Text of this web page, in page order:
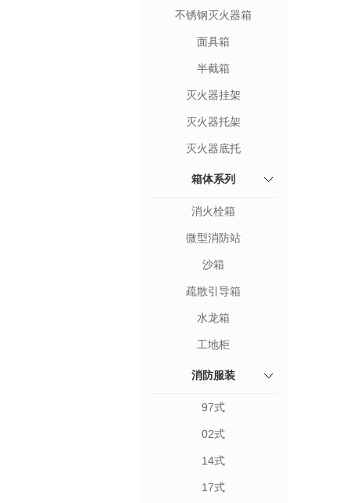
不锈钢灭火器箱
面具箱
半截箱
灭火器挂架
灭火器托架
灭火器底托
箱体系列
消火栓箱
微型消防站
沙箱
疏散引导箱
水龙箱
工地柜
消防服装
97式
02式
14式
17式